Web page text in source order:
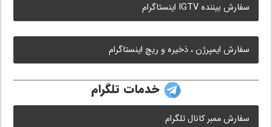
سفارش بیننده IGTV اینستاگرام
سفارش ایمپرژن ، ذخیره و ریچ اینستاگرام
خدمات تلگرام
سفارش ممبر کانال تلگرام